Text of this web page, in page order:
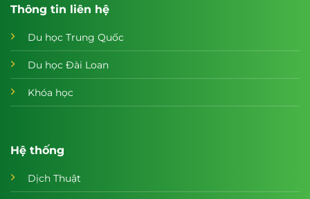
Thông tin liên hệ
Du học Trung Quốc
Du học Đài Loan
Khóa học
Hệ thống
Dịch Thuật